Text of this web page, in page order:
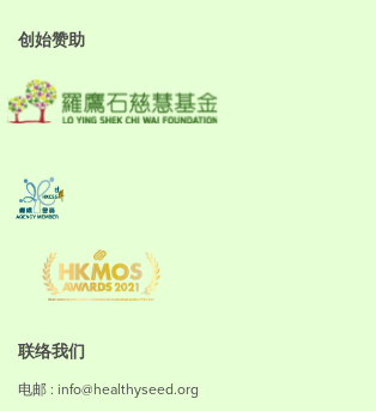
创始赞助
联络我们
电邮 : info@healthyseed.org